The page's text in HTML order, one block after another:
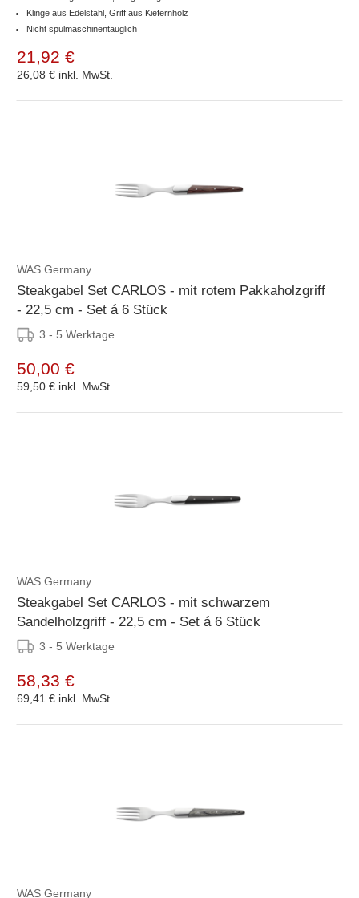
Klinge aus Edelstahl, Griff aus Kiefernholz
Nicht spülmaschinentauglich
21,92 €
26,08 € inkl. MwSt.
WAS Germany
Steakgabel Set CARLOS - mit rotem Pakkaholzgriff
- 22,5 cm - Set á 6 Stück
3 - 5 Werktage
50,00 €
59,50 € inkl. MwSt.
WAS Germany
Steakgabel Set CARLOS - mit schwarzem
Sandelholzgriff - 22,5 cm - Set á 6 Stück
3 - 5 Werktage
58,33 €
69,41 € inkl. MwSt.
WAS Germany